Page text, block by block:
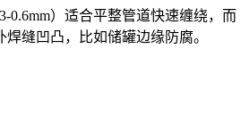
0.6mm）适合平整管道快速缠绕，而
焊缝凹凸，比如储罐边缘防腐。